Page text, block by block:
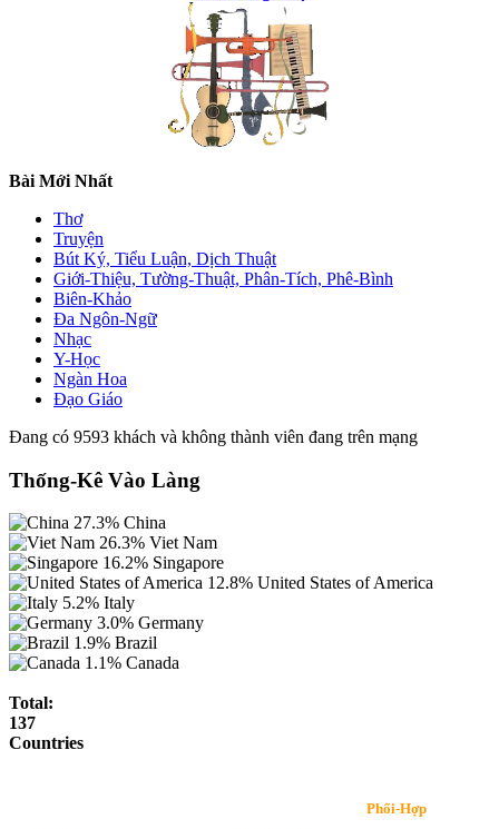
Bài Mới Nhất
Thơ
Truyện
Bút Ký, Tiểu Luận, Dịch Thuật
Giới-Thiệu, Tường-Thuật, Phân-Tích, Phê-Bình
Biên-Khảo
Đa Ngôn-Ngữ
Nhạc
Y-Học
Ngàn Hoa
Đạo Giáo
Đang có 9593 khách và không thành viên đang trên mạng
Thống-Kê Vào Làng
27.3% China
26.3% Viet Nam
16.2% Singapore
12.8% United States of America
5.2% Italy
3.0% Germany
1.9% Brazil
1.1% Canada
Total:
137
Countries
Phối-Hợp